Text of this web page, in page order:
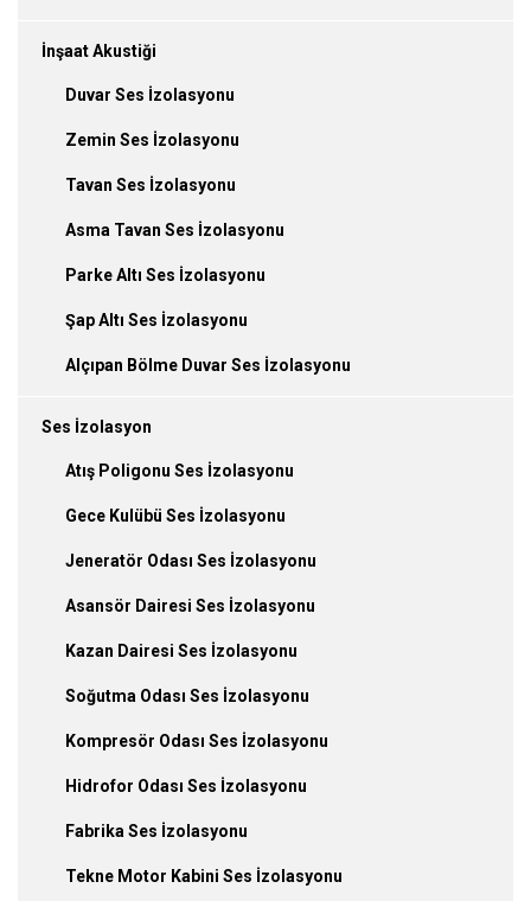
İnşaat Akustiği
Duvar Ses İzolasyonu
Zemin Ses İzolasyonu
Tavan Ses İzolasyonu
Asma Tavan Ses İzolasyonu
Parke Altı Ses İzolasyonu
Şap Altı Ses İzolasyonu
Alçıpan Bölme Duvar Ses İzolasyonu
Ses İzolasyon
Atış Poligonu Ses İzolasyonu
Gece Kulübü Ses İzolasyonu
Jeneratör Odası Ses İzolasyonu
Asansör Dairesi Ses İzolasyonu
Kazan Dairesi Ses İzolasyonu
Soğutma Odası Ses İzolasyonu
Kompresör Odası Ses İzolasyonu
Hidrofor Odası Ses İzolasyonu
Fabrika Ses İzolasyonu
Tekne Motor Kabini Ses İzolasyonu